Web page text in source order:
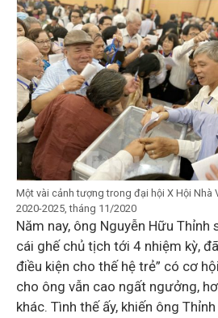
Một vài cảnh tượng trong đại hội X Hội Nhà
2020-2025, tháng 11/2020
Năm nay, ông Nguyễn Hữu
cái ghế chủ tịch tới 4 nhiệm kỳ,
điều kiện cho thế hệ trẻ” có cơ
cho ông vẫn cao ngất ngưởng,
khác. Tình thế ấy, khiến ông